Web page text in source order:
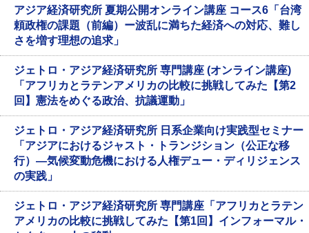
アジア経済研究所 夏期公開オンライン講座 コース6「台湾
頼政権の課題（前編）ー波乱に満ちた経済への対応、難し
さを増す理想の追求」
ジェトロ・アジア経済研究所 専門講座 (オンライン講座)
「アフリカとラテンアメリカの比較に挑戦してみた【第2
回】憲法をめぐる政治、抗議運動」
ジェトロ・アジア経済研究所 日系企業向け実践型セミナー
「アジアにおけるジャスト・トランジション（公正な移
行）―気候変動危機における人権デュー・ディリジェンス
の実践」
ジェトロ・アジア経済研究所 専門講座「アフリカとラテン
アメリカの比較に挑戦してみた【第1回】インフォーマル・